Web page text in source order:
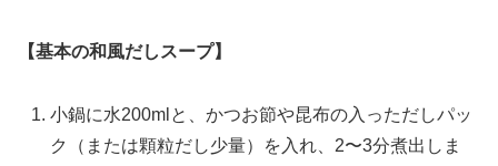
【基本の和風だしスープ】
小鍋に水200mlと、かつお節や昆布の入っただしパッ
ク（または顆粒だし少量）を入れ、2〜3分煮出しま